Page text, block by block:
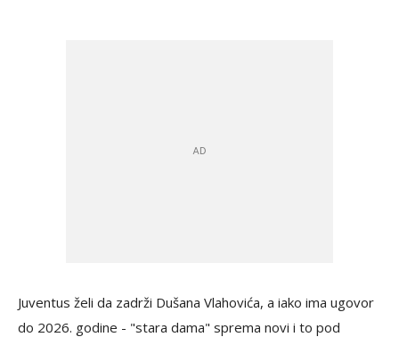
Juventus želi da zadrži Dušana Vlahovića, a iako ima ugovor
do 2026. godine - "stara dama" sprema novi i to pod